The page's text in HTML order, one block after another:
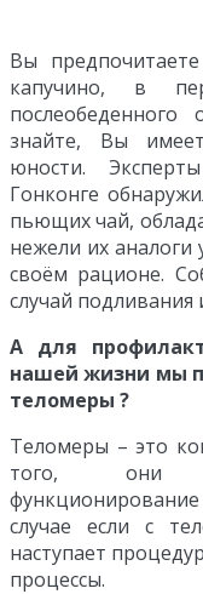
Вы
капучино, в
знайте, Вы
юности.
Гонконге
пьющих чай,
нежели их
своём рационе.
случай подливания
А для
нашей жизни мы
теломеры ?
Теломеры – это
того, они
случае если с
наступает
процессы.